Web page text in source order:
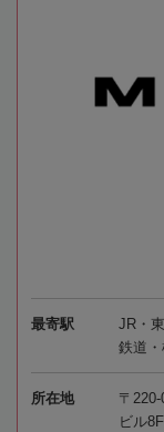
最寄駅
JR・
鉄道
所在地
〒
ビル8F